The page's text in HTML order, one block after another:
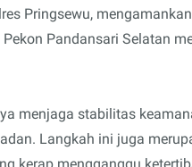
Pringsewu,
Pandansari Selatan
menjaga stabilitas
Langkah ini juga